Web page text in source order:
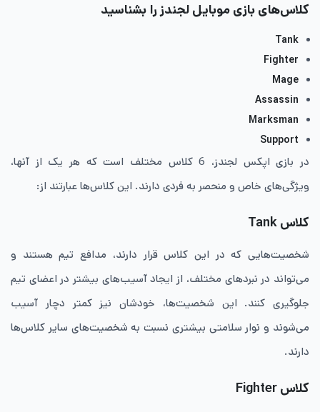
کلاس‌های بازی موبایل لجندز را بشناسید
Tank
Fighter
Mage
Assassin
Marksman
Support
در بازی اپکس لجندز، 6 کلاس مختلف است که هر یک از آنها،
ویژگی‌های خاص و منحصر به فردی دارند. این کلاس‌ها عبارتند از:
کلاسTank
شخصیت‌هایی که در این کلاس قرار دارند، مدافع تیم هستند و
می‌تواند در نبردهای مختلف، از ایجاد آسیب‌های بیشتر در اعضای تیم
جلوگیری کنند. این شخصیت‌ها، خودشان نیز کمتر دچار آسیب
می‌شوند و نوار سلامتی بیشتری نسبت به شخصیت‌های سایر کلاس‌ها
دارند.
کلاسFighter